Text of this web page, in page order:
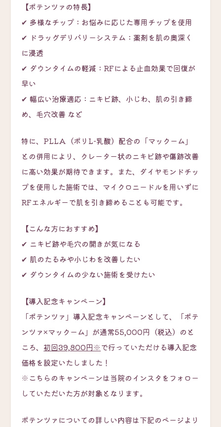
【ポテンツァの特長】
✔ 多様なチップ：お悩みに応じた専用チップを使用
✔ ドラッグデリバリーシステム：薬剤を肌の奥深く
に浸透
✔ ダウンタイムの軽減：RFによる止血効果で回復が
早い
✔ 幅広い治療適応：ニキビ跡、小じわ、肌の引き締
め、毛穴改善 など
特に、PLLA（ポリL-乳酸）配合の「マックーム」
との併用により、クレーター状のニキビ跡や傷跡改善
に高い効果が期待できます。また、ダイヤモンドチッ
プを使用した施術では、マイクロニードルを用いずに
RFエネルギーで肌を引き締めることも可能です。
【こんな方におすすめ】
✔ ニキビ跡や毛穴の開きが気になる
✔ 肌のたるみや小じわを改善したい
✔ ダウンタイムの少ない施術を受けたい
【導入記念キャンペーン】
「ポテンツァ」導入記念キャンペーンとして、「ポテ
ンツァ×マックーム」が通常55,000円（税込）のと
ころ、 初回39,800円※で行っていただける導入記念
価格を設定いたしました！
※こちらのキャンペーンは当院のインスタをフォロー
していただいた方が対象となります。
ポテンツァについての詳しい内容は下記のページより